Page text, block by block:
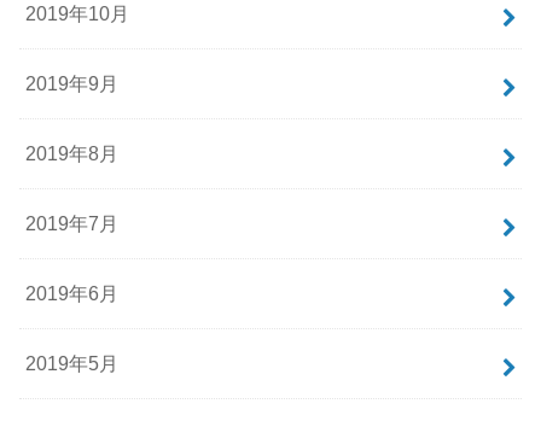
2019年10月
2019年9月
2019年8月
2019年7月
2019年6月
2019年5月